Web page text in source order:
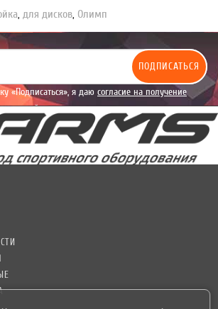
, для дисков, Олимп
ПОДПИСАТЬСЯ
«Подписаться», я даю согласие на получение
рекламного характера.